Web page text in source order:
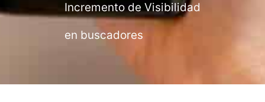
Incremento de Visibilidad
en buscadores